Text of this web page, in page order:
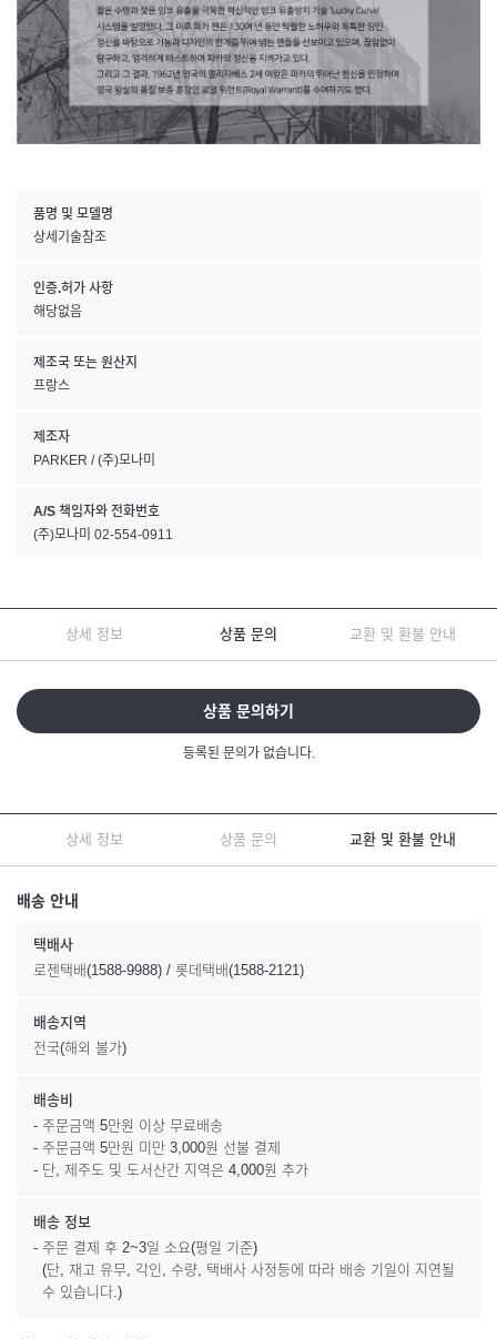
품명 및 모델명
상세기술참조
인증.허가 사항
해당없음
제조국 또는 원산지
프랑스
제조자
PARKER / (주)모나미
A/S 책임자와 전화번호
(주)모나미 02-554-0911
상세 정보 상품 문의 교환 및 환불 안내
상품 문의하기
등록된 문의가 없습니다.
상세 정보 상품 문의 교환 및 환불 안내
배송 안내
택배사
로젠택배(1588-9988) / 롯데택배(1588-2121)
배송지역
전국(해외 불가)
배송비
- 주문금액 5만원 이상 무료배송
- 주문금액 5만원 미만 3,000원 선불 결제
- 단, 제주도 및 도서산간 지역은 4,000원 추가
배송 정보
- 주문 결제 후 2~3일 소요(평일 기준)
(단, 재고 유무, 각인, 수량, 택배사 사정등에 따라 배송 기일이 지연될
수 있습니다.)